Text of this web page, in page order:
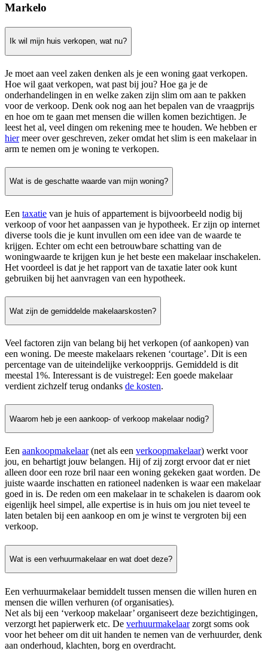
Markelo
Ik wil mijn huis verkopen, wat nu?
Je moet aan veel zaken denken als je een woning gaat verkopen.
Hoe wil gaat verkopen, wat past bij jou? Hoe ga je de
onderhandelingen in en welke zaken zijn slim om aan te pakken
voor de verkoop. Denk ook nog aan het bepalen van de vraagprijs
en hoe om te gaan met mensen die willen komen bezichtigen. Je
leest het al, veel dingen om rekening mee te houden. We hebben er
hiermeer over geschreven, zeker omdat het slim is een makelaar in
arm te nemen om je woning te verkopen.
Wat is de geschatte waarde van mijn woning?
Een taxatie van je huis of appartement is bijvoorbeeld nodig bij
verkoop of voor het aanpassen van je hypotheek. Er zijn op internet
diverse tools die je kunt invullen om een idee van de waarde te
krijgen. Echter om echt een betrouwbare schatting van de
woningwaarde te krijgen kun je het beste een makelaar inschakelen.
Het voordeel is dat je het rapport van de taxatie later ook kunt
gebruiken bij het aanvragen van een hypotheek.
Wat zijn de gemiddelde makelaarskosten?
Veel factoren zijn van belang bij het verkopen (of aankopen) van
een woning. De meeste makelaars rekenen ‘courtage’. Dit is een
percentage van de uiteindelijke verkoopprijs. Gemiddeld is dit
meestal 1%. Interessant is de vuistregel: Een goede makelaar
verdient zichzelf terug ondanks de kosten.
Waarom heb je een aankoop- of verkoop makelaar nodig?
Een aankoopmakelaar(net als een verkoopmakelaar) werkt voor
jou, en behartigt jouw belangen. Hij of zij zorgt ervoor dat er niet
alleen door een roze bril naar een woning gekeken gaat worden. De
juiste waarde inschatten en rationeel nadenken is waar een makelaar
goed in is. De reden om een makelaar in te schakelen is daarom ook
eigenlijk heel simpel, alle expertise is in huis om jou niet teveel te
laten betalen bij een aankoop en om je winst te vergroten bij een
verkoop.
Wat is een verhuurmakelaar en wat doet deze?
Een verhuurmakelaar bemiddelt tussen mensen die willen huren en
mensen die willen verhuren (of organisaties).
Net als bij een ‘verkoop makelaar’ organiseert deze bezichtigingen,
verzorgt het papierwerk etc. De verhuurmakelaarzorgt soms ook
voor het beheer om dit uit handen te nemen van de verhuurder, denk
aan onderhoud, klachten, borg en overdracht.